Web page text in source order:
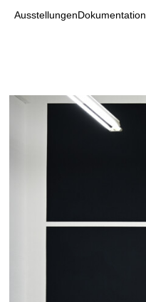
AusstellungenDokumentation